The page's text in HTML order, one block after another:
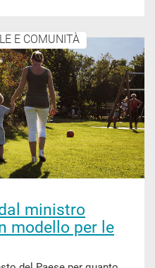
E COMUNITÀ
ministro
modello per le